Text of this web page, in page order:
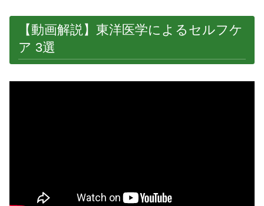
【動画解説】東洋医学によるセルフケ
ア 3選